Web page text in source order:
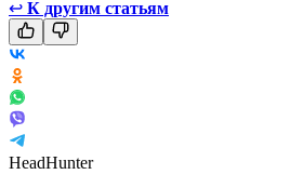
↩ К другим статьям
HeadHunter